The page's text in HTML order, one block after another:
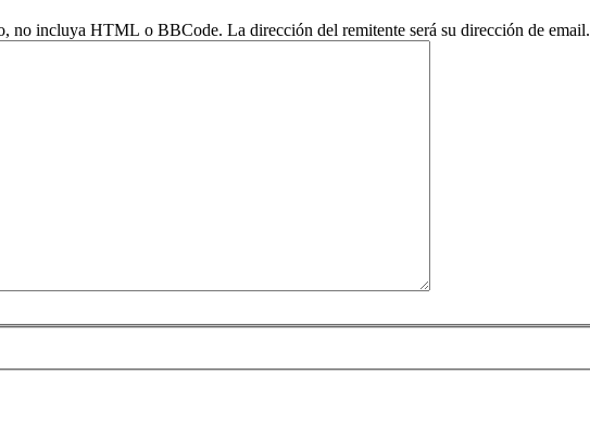
no incluya HTML o BBCode. La dirección del remitente será su dirección de email.